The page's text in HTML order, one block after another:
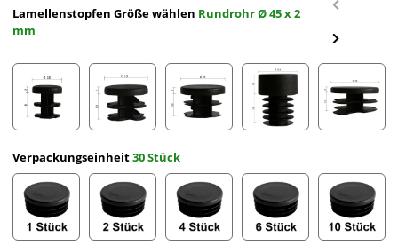
Lamellenstopfen Größe wählen Rundrohr Ø 45 x 2
mm
Verpackungseinheit30 Stück